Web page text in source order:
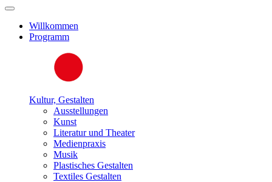
Willkommen
Programm
Kultur, Gestalten
Ausstellungen
Kunst
Literatur und Theater
Medienpraxis
Musik
Plastisches Gestalten
Textiles Gestalten